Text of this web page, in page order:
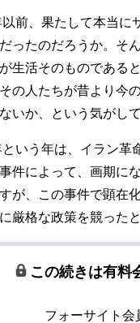
前、果たして本当に
ったのだろうか。そ
生活そのものである
の人たちが昔より今
いか、という気がして
いう年は、イラン革
件によって、画期に
が、この事件で顕在
厳格な政策を競った
この続きは有料
フォーサイト会